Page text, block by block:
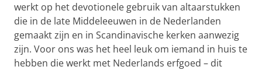
werkt op het devotionele gebruik van altaarstukken
die in de late Middeleeuwen in de Nederlanden
gemaakt zijn en in Scandinavische kerken aanwezig
zijn. Voor ons was het heel leuk om iemand in huis te
hebben die werkt met Nederlands erfgoed – dit